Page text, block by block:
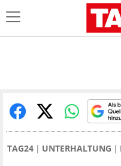
TAG24 UNTERHALTUNG